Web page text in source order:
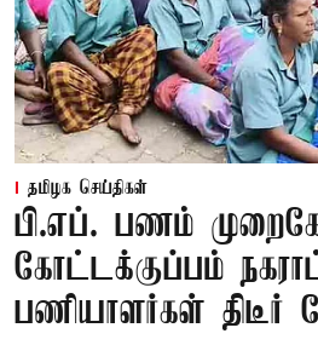
தமிழக செய்திகள்
பி.எப். பணம்
கோட்டக்குப்பம்
பணியாளர்கள் திடீர்